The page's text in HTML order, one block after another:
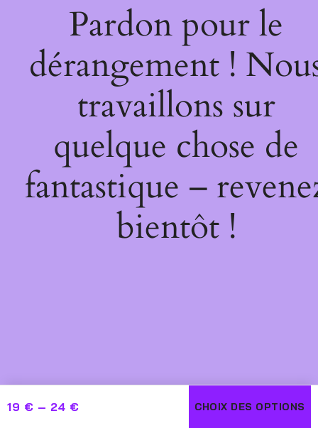
Pardon pour le
dérangement !
travaillons sur
quelque chose de
fantastique –
bientôt !
19 € – 24 € CHOIX DES OPTIONS